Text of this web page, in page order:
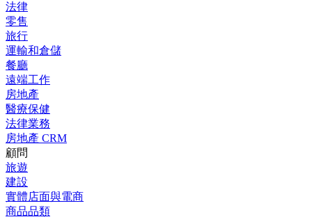
法律
零售
旅行
運輸和倉儲
餐廳
遠端工作
房地產
醫療保健
法律業務
房地產 CRM
顧問
旅遊
建設
實體店面與電商
商品品類